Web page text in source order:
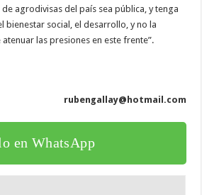
agrodivisas del país sea pública, y tenga
bienestar social, el desarrollo, y no la
las presiones en este frente”.
rubengallay@hotmail.com
en WhatsApp